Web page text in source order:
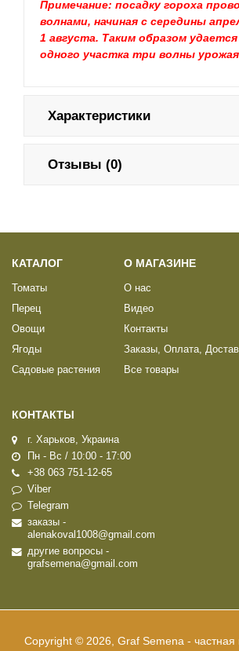
Примечание: посадку гороха
волнами, начиная с середины
1 августа. Таким образом
одного участка три волны
Характеристики
Отзывы (0)
КАТАЛОГ
Томаты
Перец
Овощи
Ягоды
Садовые растения
О МАГАЗИНЕ
О нас
Видео
Контакты
Заказы, Оплата,
Все товары
КОНТАКТЫ
г. Харьков, Украина
Пн - Вс / 10:00 - 17:00
+38 063 751-12-65
Viber
Telegram
заказы -
alenakoval1008@gmail.com
другие вопросы -
grafsemena@gmail.com
Copyright © 2026, Graf Semena - частная